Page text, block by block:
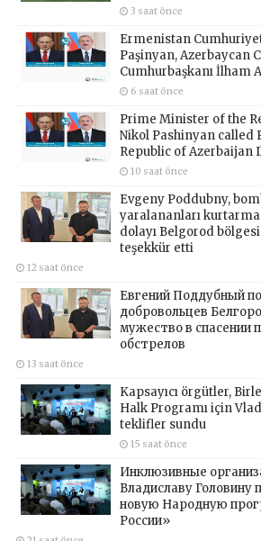
3 saat önce
Ermenistan
Paşinyan, Azerbaycan
Cumhurbaşkanı İlham
6 saat önce
Prime Minister of the
Nikol Pashinyan called
Republic of Azerbaijan
10 saat önce
Evgeny Poddubny,
yaralananları
dolayı Belgorod
teşekkür etti
12 saat önce
Евгений Поддубный
добровольцев
мужество в спасении
обстрелов
13 saat önce
Kapsayıcı örgütler,
Halk Programı için
teklifler sundu
15 saat önce
Инклюзивные
Владиславу Головину
новую Народную
России»